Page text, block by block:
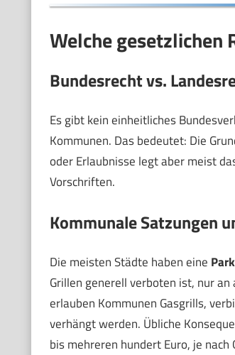
Welche gesetzlichen
Bundesrecht vs.
Es gibt kein einheitliches
Kommunen. Das bedeutet: Die
oder Erlaubnisse legt aber meist
Vorschriften.
Kommunale Satzungen
Die meisten Städte haben eine
Grillen generell verboten ist, nur
erlauben Kommunen Gasgrills,
verhängt werden. Übliche
bis mehreren hundert Euro, je nach